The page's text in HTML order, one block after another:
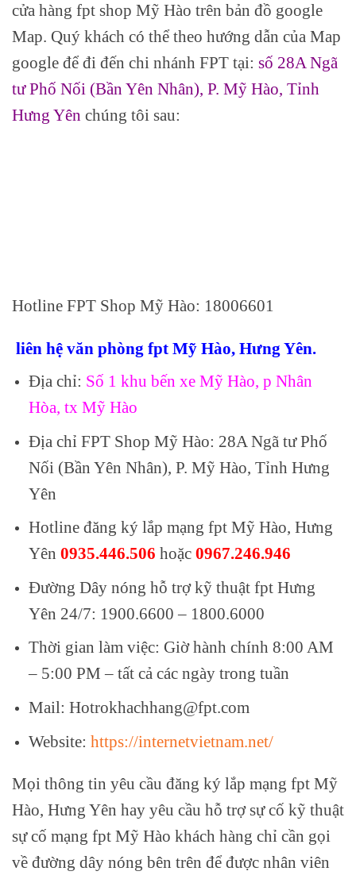
cửa hàng fpt shop Mỹ Hào trên bản đồ google
Map. Quý khách có thể theo hướng dẫn của Map
google để đi đến chi nhánh FPT tại: số 28A Ngã
tư Phố Nối (Bần Yên Nhân), P. Mỹ Hào, Tỉnh
Hưng Yên chúng tôi sau:
Hotline FPT Shop Mỹ Hào: 18006601
liên hệ văn phòng fpt Mỹ Hào, Hưng Yên.
Địa chỉ: Số 1 khu bến xe Mỹ Hào, p Nhân
Hòa, tx Mỹ Hào
Địa chỉ FPT Shop Mỹ Hào: 28A Ngã tư Phố
Nối (Bần Yên Nhân), P. Mỹ Hào, Tỉnh Hưng
Yên
Hotline đăng ký lắp mạng fpt Mỹ Hào, Hưng
Yên 0935.446.506 hoặc 0967.246.946
Đường Dây nóng hỗ trợ kỹ thuật fpt Hưng
Yên 24/7: 1900.6600 – 1800.6000
Thời gian làm việc: Giờ hành chính 8:00 AM
– 5:00 PM – tất cả các ngày trong tuần
Mail: Hotrokhachhang@fpt.com
Website: https://internetvietnam.net/
Mọi thông tin yêu cầu đăng ký lắp mạng fpt Mỹ
Hào, Hưng Yên hay yêu cầu hỗ trợ sự cố kỹ thuật
sự cố mạng fpt Mỹ Hào khách hàng chỉ cần gọi
về đường dây nóng bên trên để được nhân viên